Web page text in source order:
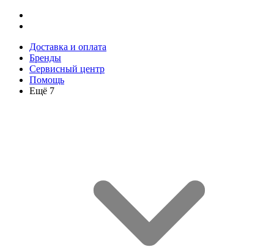
Доставка и оплата
Бренды
Сервисный центр
Помощь
Ещё 7